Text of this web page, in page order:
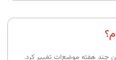
چند هفته موضع‌ات تغییر کرد.